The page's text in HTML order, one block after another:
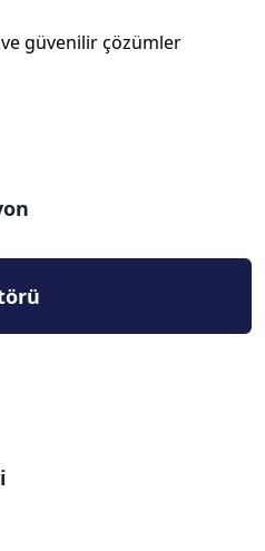
güvenilir çözümler